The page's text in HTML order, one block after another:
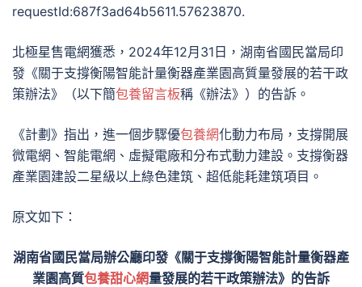
requestId:687f3ad64b5611.57623870.
北極星售電網獲悉，2024年12月31日，湖南省國民當局印
發《關于支撐衡陽智能計量衡器產業園高質量發展的若干政
策辦法》（以下簡包養留言板稱《辦法》）的告訴。
《計劃》指出，進一個步驟優包養網化動力布局，支撐開展
微電網、智能電網、虛擬電廠和分布式動力建設。支撐衡器
產業園建設二星級以上綠色建筑、超低能耗建筑項目。
原文如下：
湖南省國民當局辦公廳印發《關于支撐衡陽智能計量衡器產
業園高質包養甜心網量發展的若干政策辦法》的告訴